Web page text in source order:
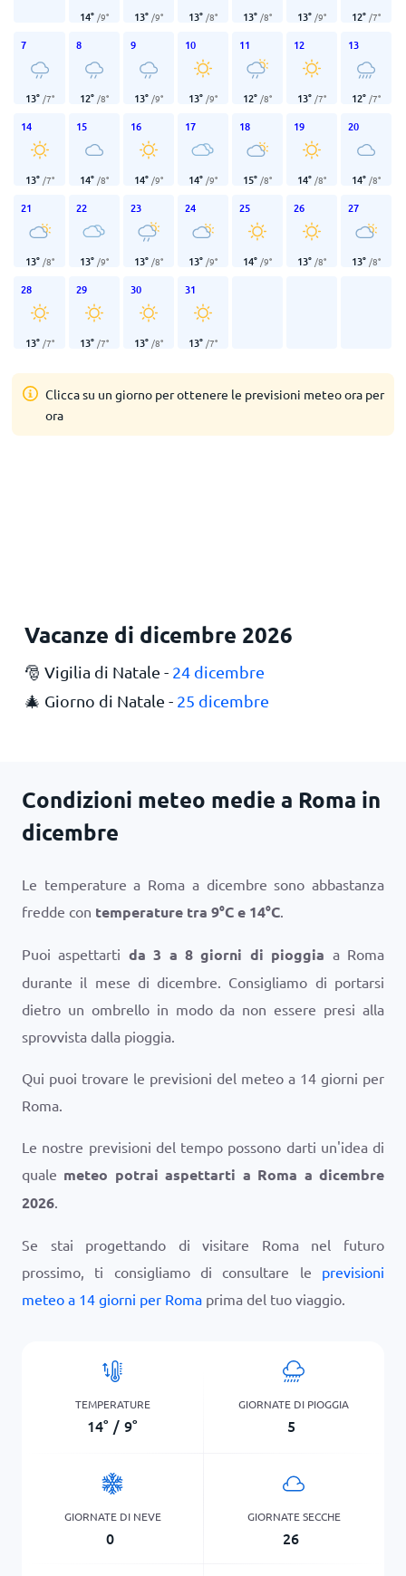
14° /9° 13° /9° 13° /8° 13° /8° 13° /9° 12° /7°
7
13° /7°
8
12° /8°
9
13° /9°
10
13° /9°
11
12° /8°
12
13° /7°
13
12° /7°
14
13° /7°
15
14° /8°
16
14° /9°
17
14° /9°
18
15° /8°
19
14° /8°
20
14° /8°
21
13° /8°
22
13° /9°
23
13° /8°
24
13° /9°
25
14° /9°
26
13° /8°
27
13° /8°
28
13° /7°
29
13° /7°
30
13° /8°
31
13° /7°
Clicca su un giorno per ottenere le previsioni meteo ora per
ora
Vacanze di dicembre 2026
🎅 Vigilia di Natale - 24 dicembre
🎄 Giorno di Natale - 25 dicembre
Condizioni meteo medie a Roma in
dicembre
Le temperature a Roma a dicembre sono abbastanza
fredde con temperature tra 9°Ce 14°C.
Puoi aspettarti da 3 a 8 giorni di pioggia a Roma
durante il mese di dicembre. Consigliamo di portarsi
dietro un ombrello in modo da non essere presi alla
sprovvista dalla pioggia.
Qui puoi trovare le previsioni del meteo a 14 giorni per
Roma.
Le nostre previsioni del tempo possono darti un'idea di
quale meteo potrai aspettarti a Roma a dicembre
2026.
Se stai progettando di visitare Roma nel futuro
prossimo, ti consigliamo di consultare le previsioni
meteo a 14 giorni per Roma prima del tuo viaggio.
TEMPERATURE
14° / 9°
GIORNATE DI PIOGGIA
5
GIORNATE DI NEVE
0
GIORNATE SECCHE
26